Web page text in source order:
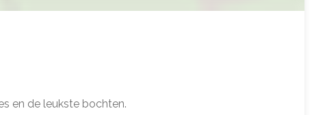
en de leukste bochten.